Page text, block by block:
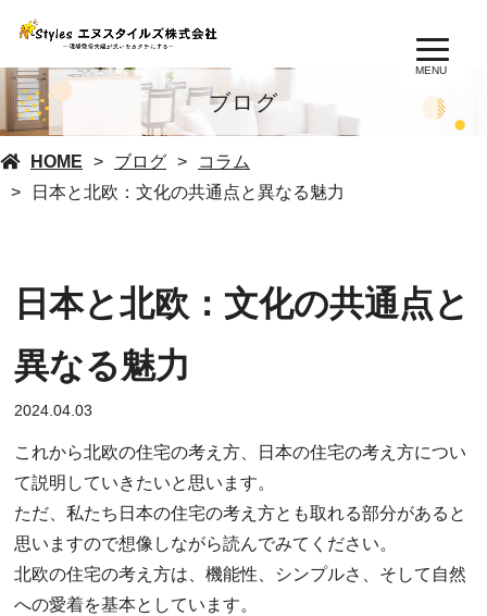
MENU
ブログ
HOME ブログ
コラム
日本と北欧：文化の共通点と異なる魅力
日本と北欧：文化の共通点と
異なる魅力
2024.04.03
これから北欧の住宅の考え方、日本の住宅の考え方につい
て説明していきたいと思います。
ただ、私たち日本の住宅の考え方とも取れる部分があると
思いますので想像しながら読んでみてください。
北欧の住宅の考え方は、機能性、シンプルさ、そして自然
への愛着を基本としています。